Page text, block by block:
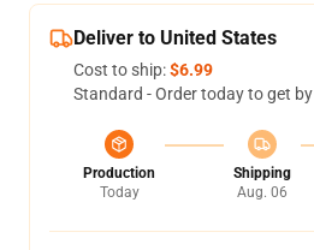
Deliver to United States
Cost to ship:$6.99
Standard - Order today to get by
Production
Today
Shipping
Aug. 06